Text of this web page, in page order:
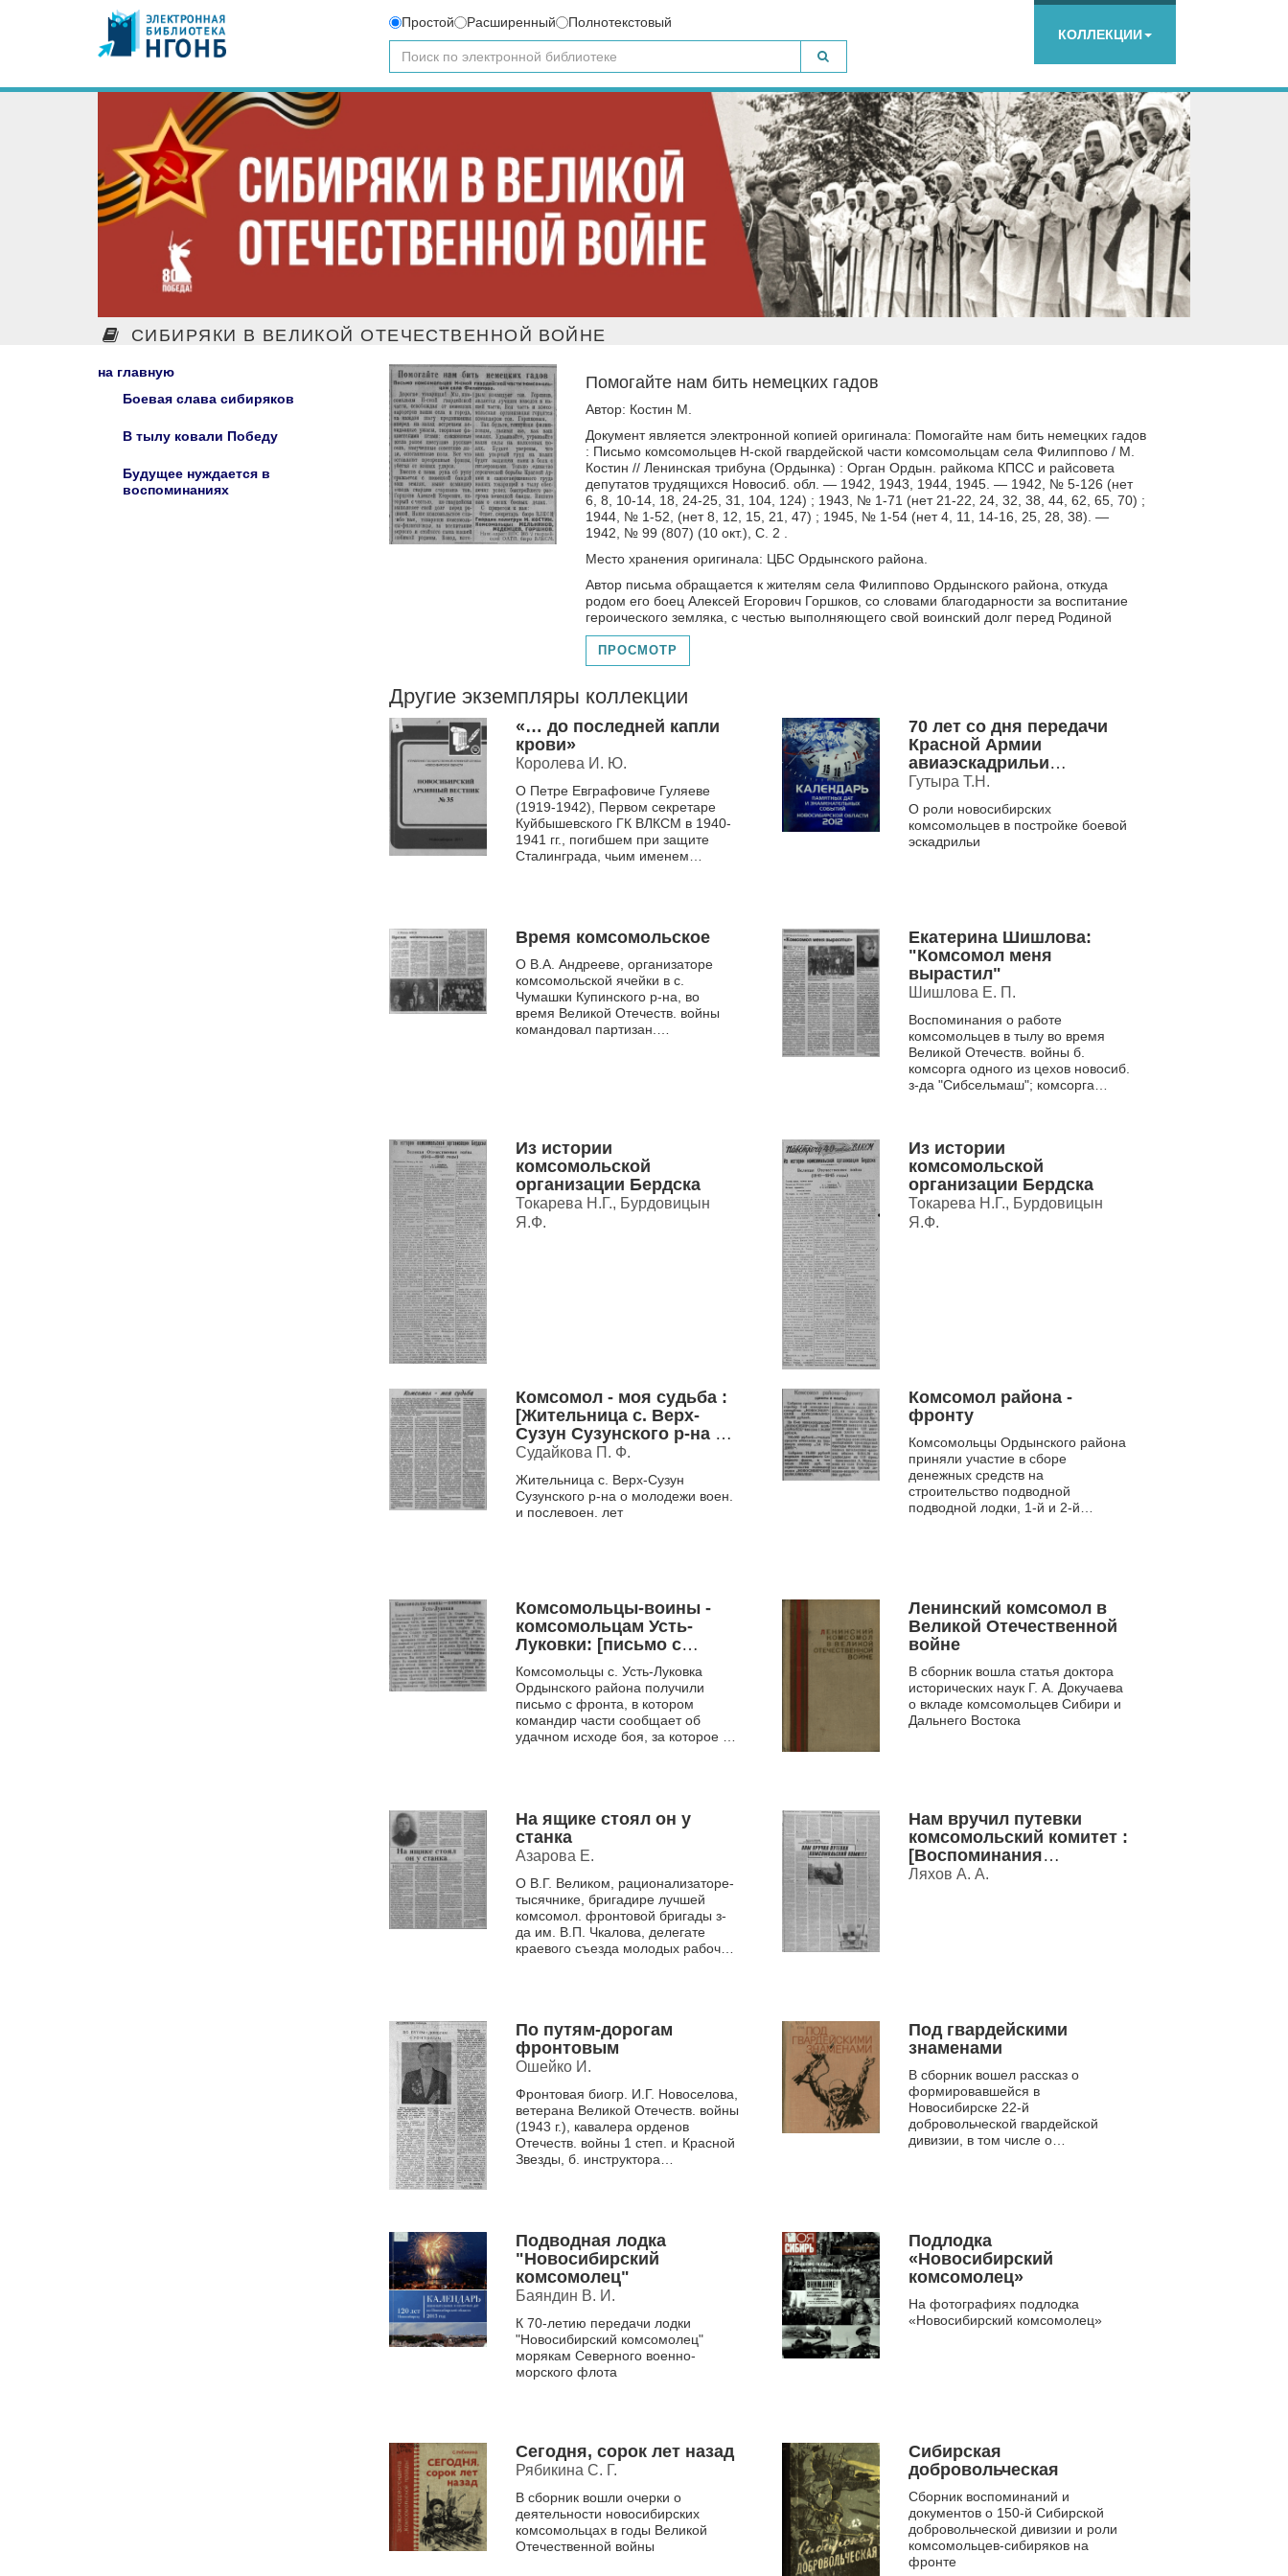
Простой Расширенный
Полнотекстовый
КОЛЛЕКЦИИ
СИБИРЯКИ В ВЕЛИКОЙ ОТЕЧЕСТВЕННОЙ ВОЙНЕ
на главную
Боевая слава сибиряков
В тылу ковали Победу
Будущее нуждается в
воспоминаниях
Помогайте нам бить немецких гадов
Автор: Костин М.
Документ является электронной копией оригинала: Помогайте нам бить немецких гадов
: Письмо комсомольцев Н-ской гвардейской части комсомольцам села Филиппово / М.
Костин // Ленинская трибуна (Ордынка) : Орган Ордын. райкома КПСС и райсовета
депутатов трудящихся Новосиб. обл. — 1942, 1943, 1944, 1945. — 1942, № 5-126 (нет
6, 8, 10-14, 18, 24-25, 31, 104, 124) ; 1943, № 1-71 (нет 21-22, 24, 32, 38, 44, 62, 65, 70) ;
1944, № 1-52, (нет 8, 12, 15, 21, 47) ; 1945, № 1-54 (нет 4, 11, 14-16, 25, 28, 38). —
1942, № 99 (807) (10 окт.), С. 2 .
Место хранения оригинала: ЦБС Ордынского района.
Автор письма обращается к жителям села Филиппово Ордынского района, откуда
родом его боец Алексей Егорович Горшков, со словами благодарности за воспитание
героического земляка, с честью выполняющего свой воинский долг перед Родиной
ПРОСМОТР
Другие экземпляры коллекции
«… до последней капли
крови»
Королева И. Ю.
О Петре Евграфовиче Гуляеве
(1919-1942), Первом секретаре
Куйбышевского ГК ВЛКСМ в 1940-
1941 гг., погибшем при защите
Сталинграда, чьим именем
70 лет со дня передачи
Красной Армии
авиаэскадрильи
«Новосибирский
Гутыра Т.Н.
О роли новосибирских
комсомольцев в постройке боевой
эскадрильи
Время комсомольское
О В.А. Андрееве, организаторе
комсомольской ячейки в с.
Чумашки Купинского р-на, во
время Великой Отечеств. войны
командовал партизан.
Екатерина Шишлова:
"Комсомол меня
вырастил"
Шишлова Е. П.
Воспоминания о работе
комсомольцев в тылу во время
Великой Отечеств. войны б.
комсорга одного из цехов новосиб.
з-да "Сибсельмаш"; комсорга
Из истории
комсомольской
организации Бердска
Токарева Н.Г., Бурдовицын
Я.Ф.
Из истории
комсомольской
организации Бердска
Токарева Н.Г., Бурдовицын
Я.Ф.
Комсомол - моя судьба :
[Жительница с. Верх-
Сузун Сузунского р-на о
молодежи воен. и
послевоен. лет]
Судайкова П. Ф.
Жительница с. Верх-Сузун
Сузунского р-на о молодежи воен.
и послевоен. лет
Комсомол района -
фронту
Комсомольцы Ордынского района
приняли участие в сборе
денежных средств на
строительство подводной
подводной лодки, 1-й и 2-й
Комсомольцы-воины -
комсомольцам Усть-
Луковки: [письмо с
фронта]
Комсомольцы с. Усть-Луковка
Ордынского района получили
письмо с фронта, в котором
командир части сообщает об
удачном исходе боя, за которое их
Ленинский комсомол в
Великой Отечественной
войне
В сборник вошла статья доктора
исторических наук Г. А. Докучаева
о вкладе комсомольцев Сибири и
Дальнего Востока
На ящике стоял он у
станка
Азарова Е.
О В.Г. Великом, рационализаторе-
тысячнике, бригадире лучшей
комсомол. фронтовой бригады з-
да им. В.П. Чкалова, делегате
краевого съезда молодых рабочих
Нам вручил путевки
комсомольский комитет :
[Воспоминания
журналиста, засл.
(в разные годы был перв
Ляхов А. А.
По путям-дорогам
фронтовым
Ошейко И.
Фронтовая биогр. И.Г. Новоселова,
ветерана Великой Отечеств. войны
(1943 г.), кавалера орденов
Отечеств. войны 1 степ. и Красной
Звезды, б. инструктора
Под гвардейскими
знаменами
В сборник вошел рассказ о
формировавшейся в
Новосибирске 22-й
добровольческой гвардейской
дивизии, в том числе о
Подводная лодка
"Новосибирский
комсомолец"
Баяндин В. И.
К 70-летию передачи лодки
"Новосибирский комсомолец"
морякам Северного военно-
морского флота
Подлодка
«Новосибирский
комсомолец»
На фотографиях подлодка
«Новосибирский комсомолец»
Сегодня, сорок лет назад
Рябикина С. Г.
В сборник вошли очерки о
деятельности новосибирских
комсомольцах в годы Великой
Отечественной войны
Сибирская
добровольческая
Сборник воспоминаний и
документов о 150-й Сибирской
добровольческой дивизии и роли
комсомольцев-сибиряков на
фронте